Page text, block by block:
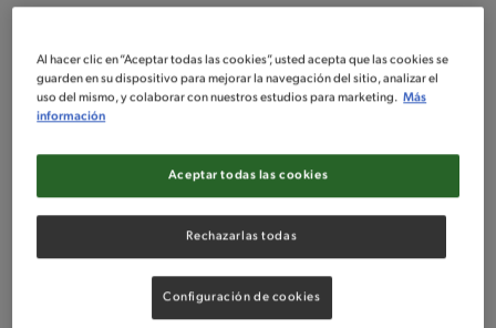
No incluido en la receta
Sin pescado
Utensílios
Cuchara Ranurada
Al hacer clic en “Aceptar todas las cookies”, usted acepta que las cookies se
guarden en su dispositivo para mejorar la navegación del sitio, analizar el
uso del mismo, y colaborar con nuestros estudios para marketing. Más
información
Rechazarlas todas
Aceptar todas las cookies
Configuración de cookies